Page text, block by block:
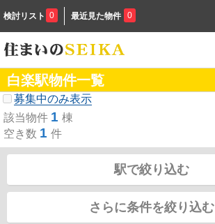
検討リスト 0 最近見た物件 0
白楽駅物件一覧
募集中のみ表示
該当物件 1 棟
空き数 1 件
駅で絞り込む
さらに条件を絞り込む